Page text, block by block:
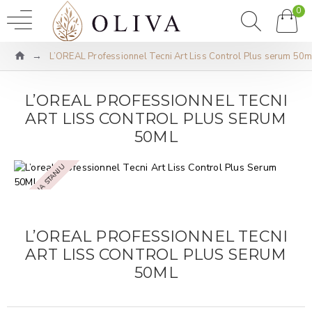
0
L’OREAL Professionnel Tecni Art Liss Control Plus serum
L’OREAL PROFESSIONNEL TECNI
ART LISS CONTROL PLUS SERUM
50ML
NEMA NA STANJU
L’OREAL PROFESSIONNEL TECNI
ART LISS CONTROL PLUS SERUM
50ML